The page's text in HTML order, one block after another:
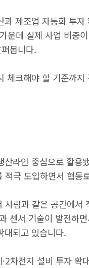
제조업 자동화 투
가운데 실제 사업 비중
봅니다.
체크해야 할 기준까지
라인 중심으로 활용
극 도입하면서 협동
람과 같은 공간에서
센서 기술이 발전하
대되고 있습니다.
차전지 설비 투자 확